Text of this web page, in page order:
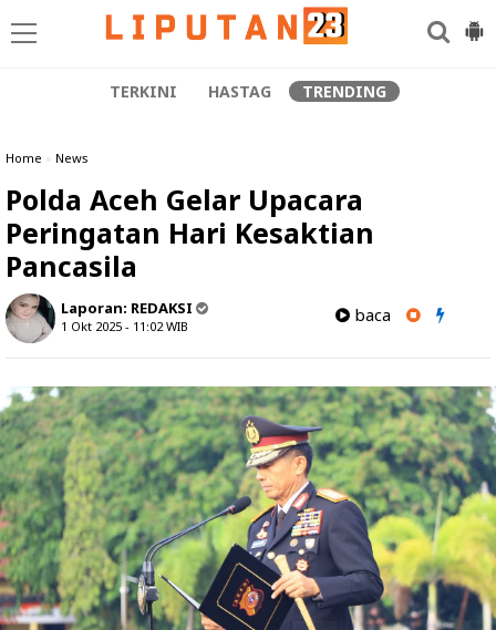
TERKINI HASTAG TRENDING
Home » News
Polda Aceh Gelar Upacara
Peringatan Hari Kesaktian
Pancasila
Laporan: REDAKSI
1 Okt 2025 - 11:02WIB
baca